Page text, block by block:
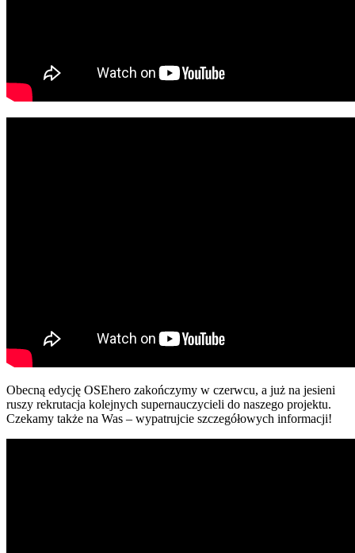
Obecną edycję OSEhero zakończymy w czerwcu, a już na jesieni
ruszy rekrutacja kolejnych supernauczycieli do naszego projektu.
Czekamy także na Was – wypatrujcie szczegółowych informacji!